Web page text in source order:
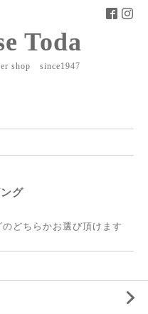
Toda
shop since1947
グ
どちらかお選び頂けます